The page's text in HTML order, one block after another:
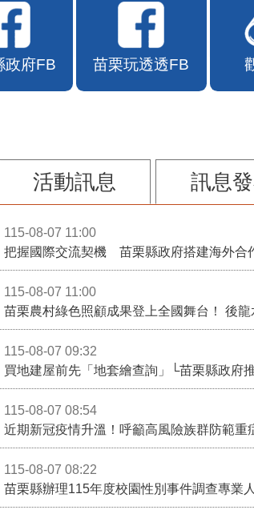
政府FB 苗栗玩透透FB
活動訊息 訊息
115-08-07 11:00
115-08-07 11:00
115-08-07 09:32
買地建屋前先「地套繪查詢」└苗栗縣政府
115-08-07 08:54
近期新冠疫情升溫！呼籲高風險族群防範重
115-08-07 08:22